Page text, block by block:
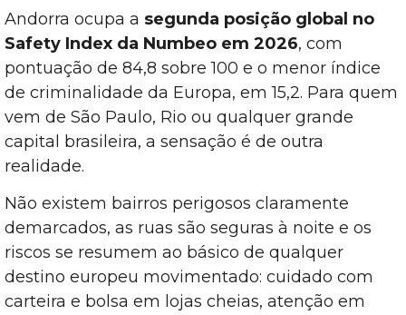
Andorra ocupa a segunda posição global no
Safety Index da Numbeo em 2026, com
pontuação de 84,8 sobre 100 e o menor índice
de criminalidade da Europa, em 15,2. Para quem
vem de São Paulo, Rio ou qualquer grande
capital brasileira, a sensação é de outra
realidade.
Não existem bairros perigosos claramente
demarcados, as ruas são seguras à noite e os
riscos se resumem ao básico de qualquer
destino europeu movimentado: cuidado com
carteira e bolsa em lojas cheias, atenção em